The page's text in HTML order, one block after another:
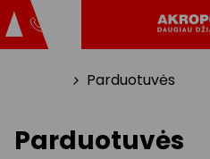
Parduotuvės
Parduotuvės